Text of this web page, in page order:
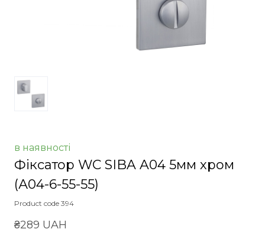
в наявності
Фіксатор WC SIBA A04 5мм хром
(А04-6-55-55)
Product code 394
₴289 UAH